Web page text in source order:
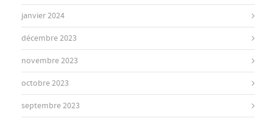
janvier 2024
décembre 2023
novembre 2023
octobre 2023
septembre 2023